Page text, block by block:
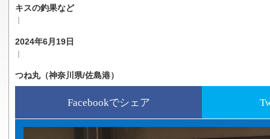
キスの釣果など
2024年6月19日
つね丸（神奈川県/佐島港）
Facebookでシェア